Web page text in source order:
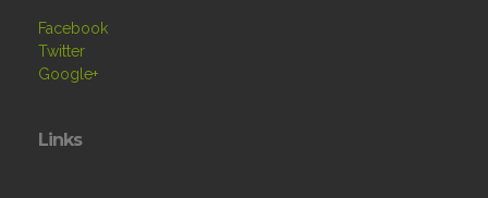
Facebook
Twitter
Google+
Links